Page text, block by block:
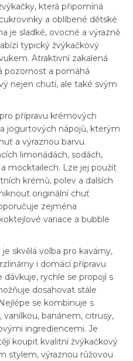
která připomíná
a oblíbené dětské
je sladké, ovocné a výrazně
typický žvýkačkový
Atraktivní zakalená
pozornost a pomáhá
nejen chutí, ale také svým
přípravu krémových
jogurtových nápojů, kterým
a výraznou barvu.
limonádách, sodách,
mocktailech. Lze jej použít
krémů, polev a dalších
originální chuť
zejména
variace a bubble
skvělá volba pro kavárny,
i domácí přípravu
dávkuje, rychle se propojí s
dosahovat stále
se kombinuje s
banánem, citrusy,
ingrediencemi. Je
koupit kvalitní žvýkačkový
stylem, výraznou růžovou